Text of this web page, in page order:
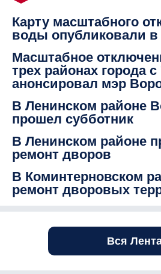
Карту масштабного
воды опубликовали
Масштабное
трех районах города с
анонсировал мэр
В Ленинском районе
прошел субботник
В Ленинском районе
ремонт дворов
В Коминтерновском
ремонт дворовых
Вся